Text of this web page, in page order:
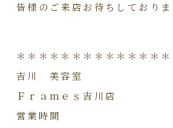
皆様のご来店お待ちしておりま
＊＊＊＊＊＊＊＊＊＊＊＊＊
吉川 美容室
Ｆｒａｍｅｓ吉川店
営業時間